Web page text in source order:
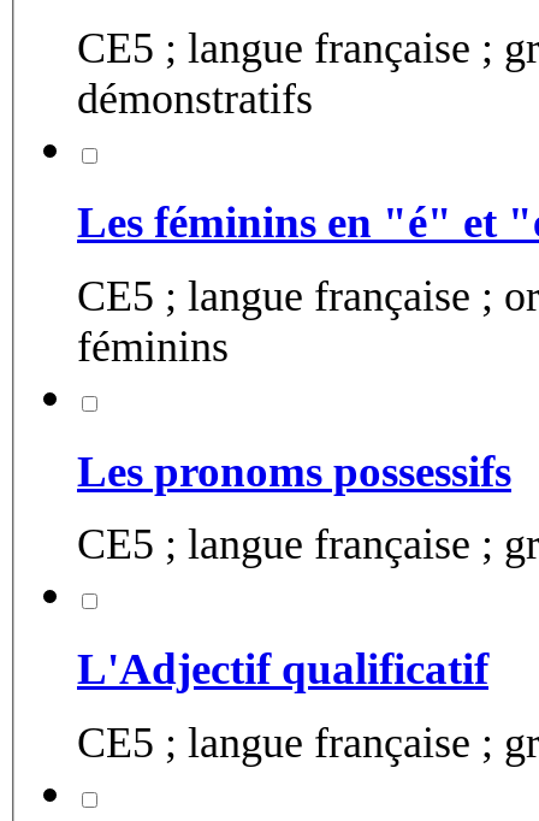
CE5 ; langue française ;
démonstratifs
Les féminins en "é" et
CE5 ; langue française ;
féminins
Les pronoms possessifs
CE5 ; langue française ;
L'Adjectif qualificatif
CE5 ; langue française ;